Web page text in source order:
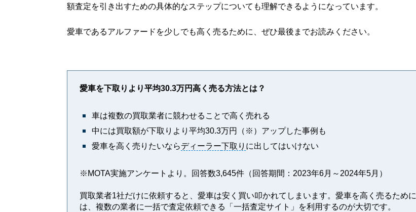
額査定を引き出すための具体的なステップについても理解できるようになっています。
愛車であるアルファードを少しでも高く売るために、ぜひ最後までお読みください。
愛車を下取りより平均30.3万円高く売る方法とは？
車は複数の買取業者に競わせることで高く売れる
中には買取額が下取りより平均30.3万円（※）アップした事例も
愛車を高く売りたいならディーラー下取り に出してはいけない
※MOTA実施アンケートより。回答数3,645件（回答期間：2023年6月～2024年5月）
買取業者1社だけに依頼すると、愛車は安く買い叩かれてしまいます。愛車を高く売るために
は、複数の業者に一括で査定依頼できる「一括査定サイト」を利用するのが大切です。